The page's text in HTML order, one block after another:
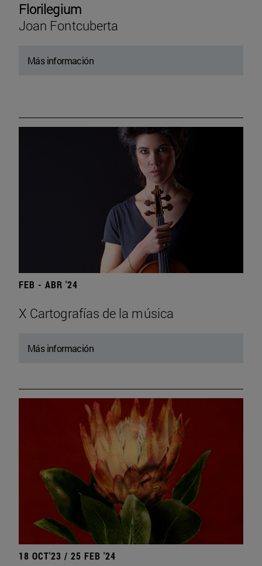
Florilegium
Joan Fontcuberta
Más información
FEB - ABR '24
X Cartografías de la música
Más información
18 OCT'23 / 25 FEB '24